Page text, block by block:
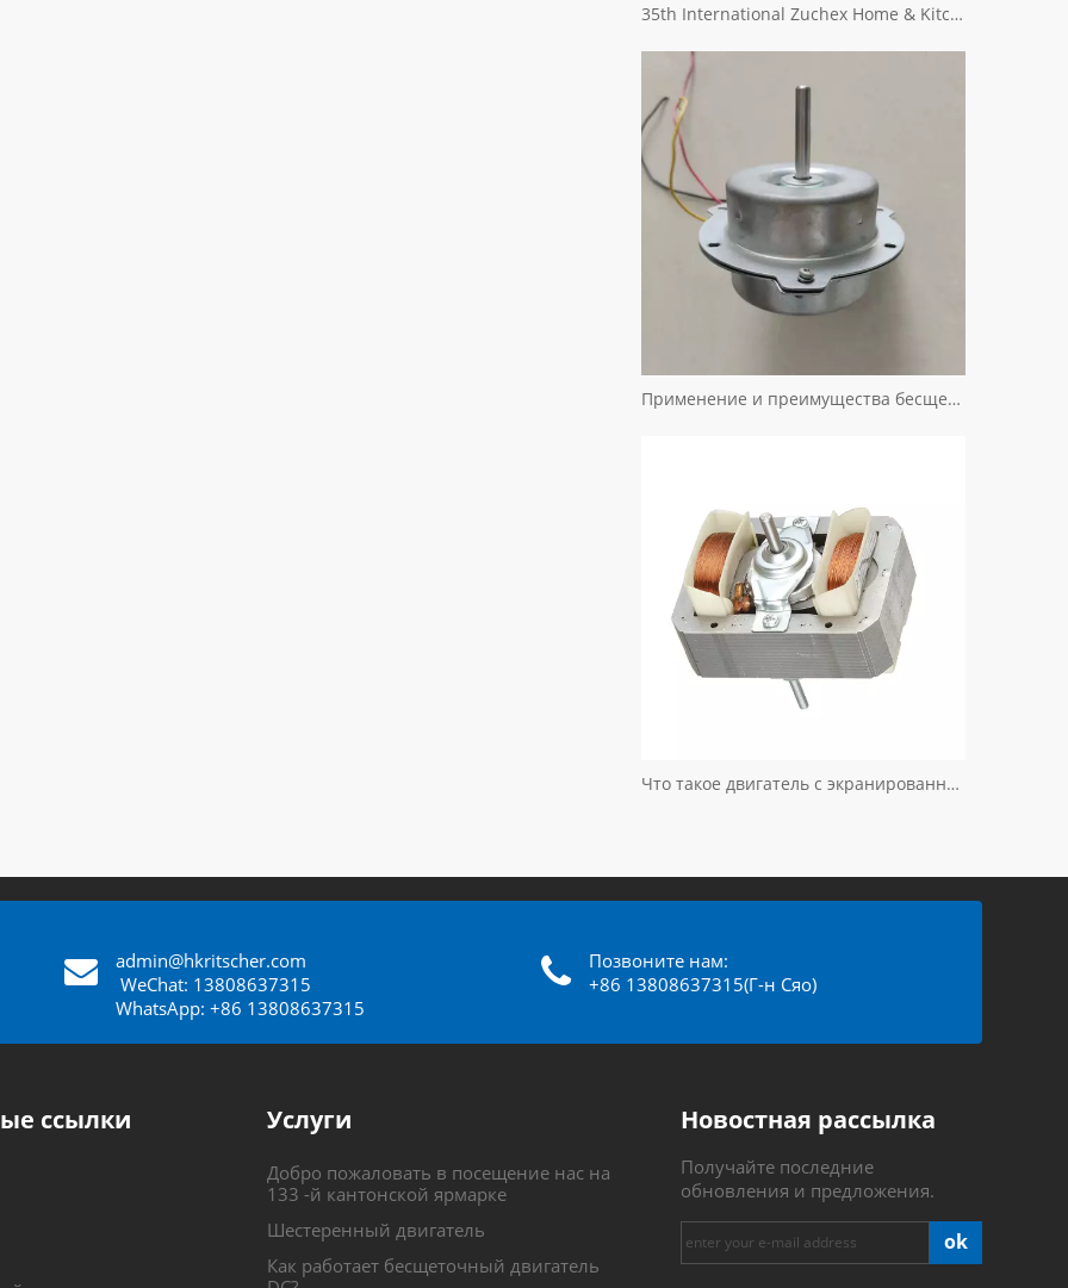
35th International Zuchex Home & Kitchenwares Fair Invitation - Ritchcher International Limited
Применение и преимущества бесщеточного двигателя
Что такое двигатель с экранированными полюсами?
admin@hkritscher.com
WeChat: 13808637315
WhatsApp: +86 13808637315
Позвоните нам:
+86 13808637315(Г-н Сяо)
ссылки Услуги
Добро пожаловать в посещение нас на
133 -й кантонской ярмарке
Шестеренный двигатель
Как работает бесщеточный двигатель
Новостная рассылка
Получайте последние
обновления и предложения.
ok